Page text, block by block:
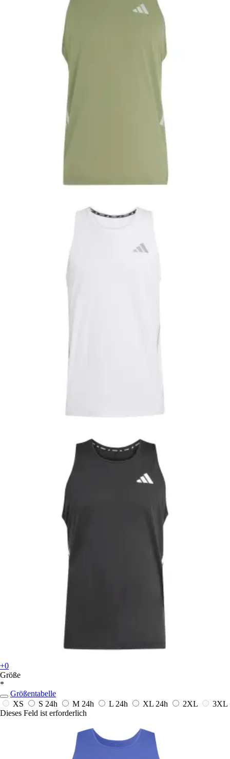
+0
Größe
*
Größentabelle
XS
S 24h M 24h L 24h XL 24h 2XL
3XL
Dieses Feld ist erforderlich